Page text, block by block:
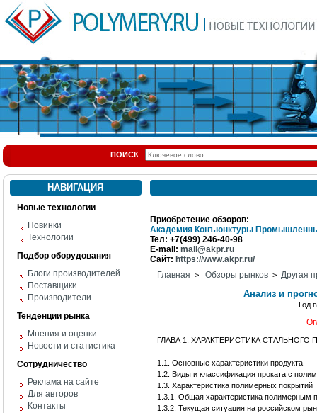
ПОИСК
НАВИГАЦИЯ
Новые технологии
Новинки
Технологии
Подбор оборудования
Блоги производителей
Поставщики
Производители
Тенденции рынка
Мнения и оценки
Новости и статистика
Сотрудничество
Реклама на сайте
Для авторов
Контакты
Приобретение обзоров:
Академия Конъюнктуры
Тел: +7(499) 246-40-98
E-mail: mail@akpr.ru
Сайт: https://www.akpr.ru/
Главная > Обзоры рынков > Другая
Анализ и
Год
ГЛАВА 1. ХАРАКТЕРИСТИКА
1.1. Основные характеристики продукта
1.2. Виды и классификация проката с
1.3. Характеристика полимерных покрытий
1.3.1. Общая характеристика полимерным
1.3.2. Текущая ситуация на российском